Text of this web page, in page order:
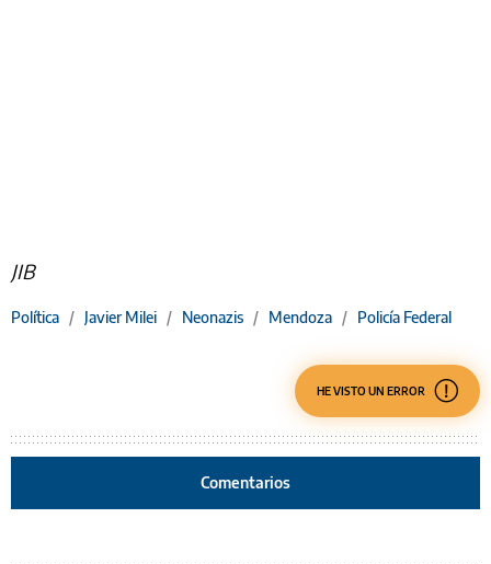
JIB
Política / Javier Milei / Neonazis / Mendoza / Policía Federal
HE VISTO UN ERROR
Comentarios